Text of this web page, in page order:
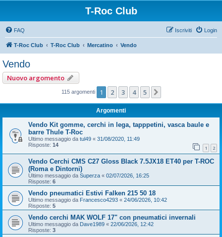
T-Roc Club
FAQ Login
Iscriviti
T-Roc Club T-Roc Club Mercatino Vendo
Vendo
Nuovo argomento
115 argomenti 1 2 3 4 5
Argomenti
Vendo Kit gomme, cerchi in lega, tapppetini, vasca baule e
barre Thule T-Roc
Ultimo messaggio da tul49 « 31/08/2020, 11:49
Risposte: 14 1 2
Vendo Cerchi CMS C27 Gloss Black 7.5JX18 ET40 per T-ROC
(Roma e Dintorni)
Ultimo messaggio da Superza « 02/07/2026, 16:25
Risposte: 6
Vendo pneumatici Estivi Falken 215 50 18
Ultimo messaggio da Francesco4293 « 24/06/2026, 10:42
Risposte: 5
Vendo cerchi MAK WOLF 17" con pneumatici invernali
Ultimo messaggio da Dave1989 « 22/06/2026, 12:42
Risposte: 3